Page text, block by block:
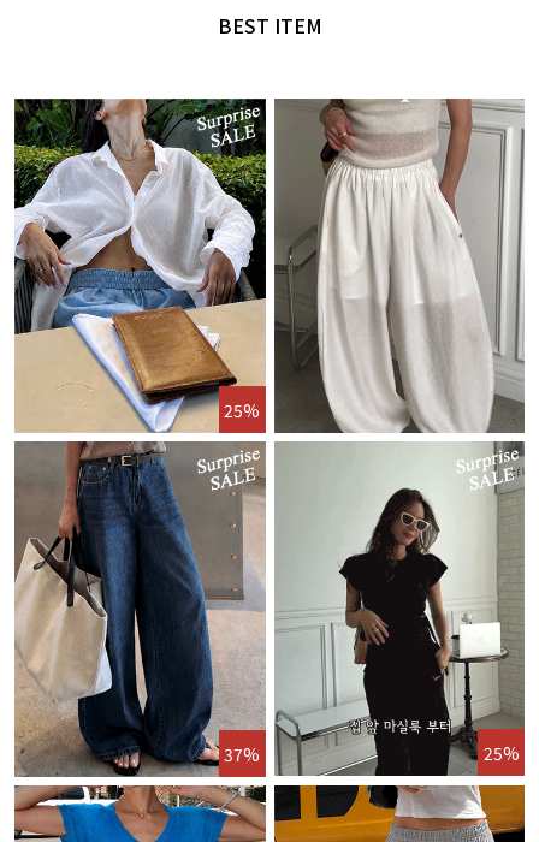
BEST ITEM
25%
37% 25%